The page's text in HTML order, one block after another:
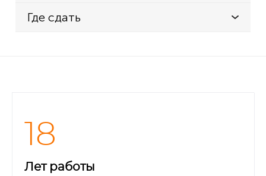
Где сдать
18
Лет работы